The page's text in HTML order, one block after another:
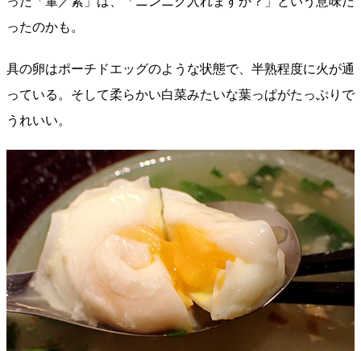
ったのかも。
具の卵はポーチドエッグのような状態で、半熟程度に火が通
っている。そして柔らかい白菜みたいな葉っぱがたっぷりで
うれいい。